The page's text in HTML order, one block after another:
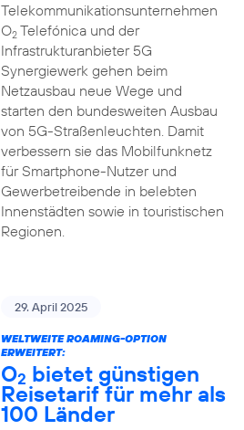
Telekommunikationsunternehmen
O2Telefónica und der
Infrastrukturanbieter 5G
Synergiewerk gehen beim
Netzausbau neue Wege und
starten den bundesweiten Ausbau
von 5G-Straßenleuchten. Damit
verbessern sie das Mobilfunknetz
für Smartphone-Nutzer und
Gewerbetreibende in belebten
Innenstädten sowie in touristischen
Regionen.
29. April 2025
WELTWEITE ROAMING-OPTION
ERWEITERT:
O2 bietet günstigen
Reisetarif für mehr als
100 Länder